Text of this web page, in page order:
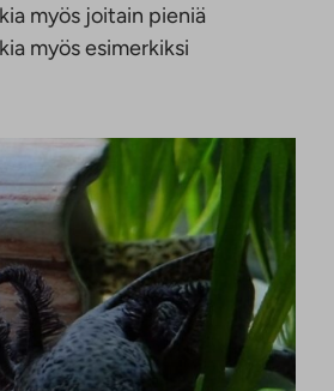
myös joitain pieniä
myös esimerkiksi